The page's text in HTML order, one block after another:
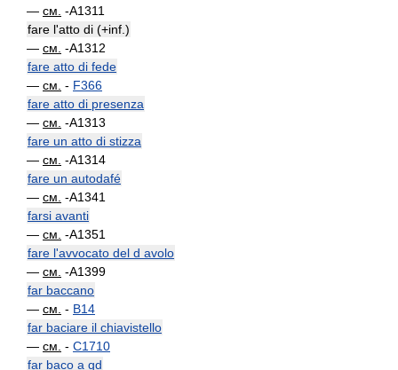
— см. -A1311
fare l'atto di (+inf.)
— см. -A1312
fare atto di fede
— см. - F366
fare atto di presenza
— см. -A1313
fare un atto di stizza
— см. -A1314
fare un autodafé
— см. -A1341
farsi avanti
— см. -A1351
fare l'avvocato del d avolo
— см. -A1399
far baccano
— см. - B14
far baciare il chiavistello
— см. - C1710
far baco a qd